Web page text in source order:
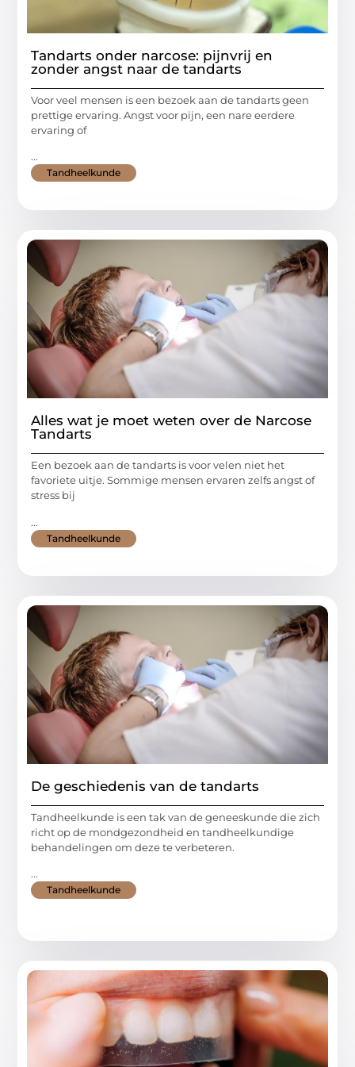
Tandarts onder narcose: pijnvrij en
zonder angst naar de tandarts
Voor veel mensen is een bezoek aan de tandarts geen
prettige ervaring. Angst voor pijn, een nare eerdere
ervaring of
...
Tandheelkunde
Alles wat je moet weten over de Narcose
Tandarts
Een bezoek aan de tandarts is voor velen niet het
favoriete uitje. Sommige mensen ervaren zelfs angst of
stress bij
...
Tandheelkunde
De geschiedenis van de tandarts
Tandheelkunde is een tak van de geneeskunde die zich
richt op de mondgezondheid en tandheelkundige
behandelingen om deze te verbeteren.
...
Tandheelkunde